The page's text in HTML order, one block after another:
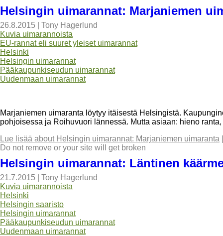
Helsingin uimarannat: Marjaniemen
26.8.2015
Tony Hagerlund
Kuvia uimarannoista
EU-rannat eli suuret yleiset uimarannat
Helsinki
Helsingin uimarannat
Pääkaupunkiseudun uimarannat
Uudenmaan uimarannat
Marjaniemen uimaranta löytyy itäisestä Helsingistä.
pohjoisessa ja Roihuvuori lännessä. Mutta asiaan: hieno
Lue lisää about Helsingin uimarannat: Marjaniemen uimaranta
Do not remove or your site will get broken
Helsingin uimarannat: Läntinen
21.7.2015
Tony Hagerlund
Kuvia uimarannoista
Helsinki
Helsingin saaristo
Helsingin uimarannat
Pääkaupunkiseudun uimarannat
Uudenmaan uimarannat